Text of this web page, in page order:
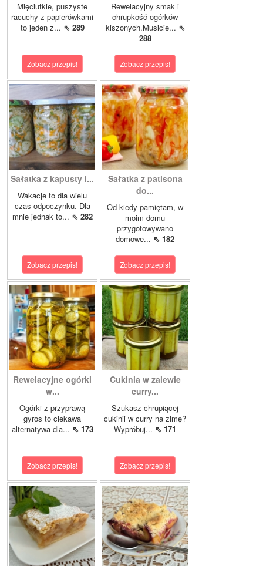
Mięciutkie, puszyste
racuchy z papierówkami
to jeden z... ⇖ 289
Zobacz przepis!
Rewelacyjny smak i
chrupkość ogórków
kiszonych.Musicie... ⇖
288
Zobacz przepis!
Sałatka z kapusty i...
Wakacje to dla wielu
czas odpoczynku. Dla
mnie jednak to... ⇖ 282
Zobacz przepis!
Sałatka z patisona
do...
Od kiedy pamiętam, w
moim domu
przygotowywano
domowe... ⇖ 182
Zobacz przepis!
Rewelacyjne ogórki
w...
Ogórki z przyprawą
gyros to ciekawa
alternatywa dla... ⇖ 173
Zobacz przepis!
Cukinia w zalewie
curry...
Szukasz chrupiącej
cukinii w curry na zimę?
Wypróbuj... ⇖ 171
Zobacz przepis!